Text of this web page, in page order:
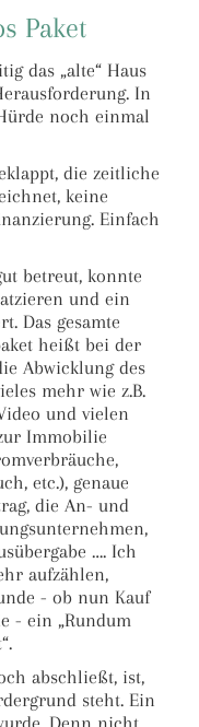
Paket
das „alte“ Haus
In
noch einmal
die zeitliche
keine
Einfach
betreut, konnte
und ein
Das gesamte
heißt bei der
Abwicklung des
mehr wie z.B.
und vielen
Immobilie
etc.), genaue
die An- und
…. Ich
aufzählen,
- ob nun Kauf
- ein „Rundum
abschließt, ist,
steht. Ein